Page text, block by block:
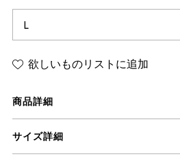
欲しいものリストに追加
商品詳細
サイズ詳細